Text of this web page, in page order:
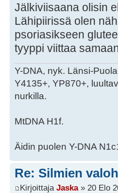
Jälkiviisaana olisin
Lähipiirissä olen
psoriasikseen
tyyppi viittaa
Y-DNA, nyk. Länsi-
Y4135+, YP870+,
nurkilla.
MtDNA H1f.
Äidin puolen Y-DNA
Re: Silmien
Kirjoittaja Jaska» 20 Elo